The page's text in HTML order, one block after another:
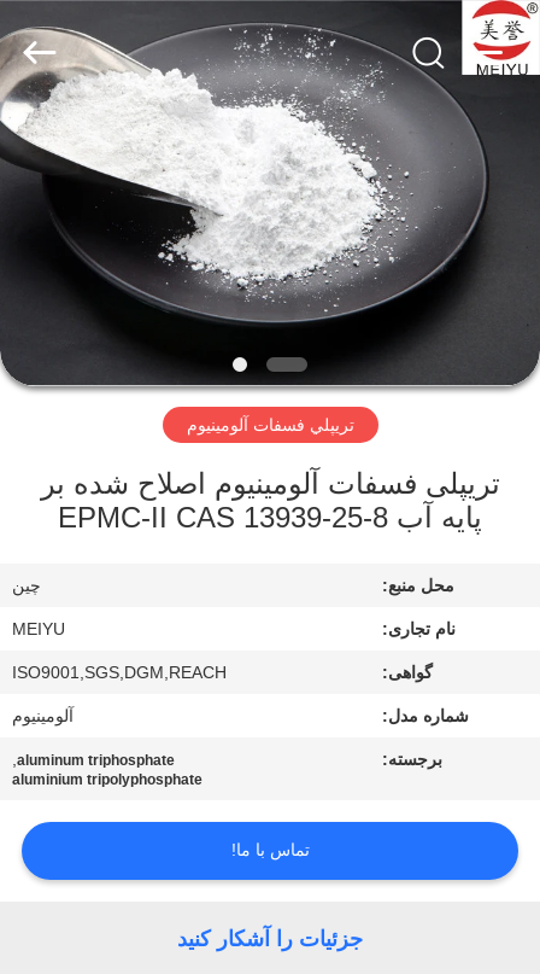
خونه
محصولات
ویدیو
درباره
ما
تور
کارخانه
کیفیت
بگیرید
city
xinsheng
chemical
co.,ltd.
All
تريپلي فسفات آلومينيوم
تریپلی فسفات آلومینیوم اصلاح شده بر
پایه آب EPMC-II CAS 13939-25-8
محل منبع: چين
نام تجاری: MEIYU
گواهی: ISO9001,SGS,DGM,REACH
شماره مدل: آلومینیوم
برجسته: aluminum triphosphate
,
aluminium tripolyphosphate
تماس با ما!
جزئیات را آشکار کنید